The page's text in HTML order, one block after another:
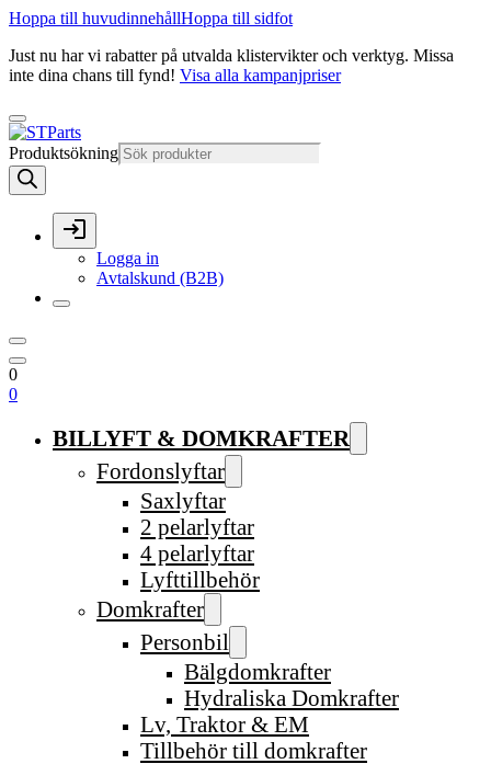
Hoppa till huvudinnehållHoppa till sidfot
Just nu har vi rabatter på utvalda klistervikter och verktyg. Missa
inte dina chans till fynd! Visa alla kampanjpriser
Produktsökning
Logga in
Avtalskund (B2B)
0
0
BILLYFT & DOMKRAFTER
Fordonslyftar
Saxlyftar
2 pelarlyftar
4 pelarlyftar
Lyfttillbehör
Domkrafter
Personbil
Bälgdomkrafter
Hydraliska Domkrafter
Lv, Traktor & EM
Tillbehör till domkrafter